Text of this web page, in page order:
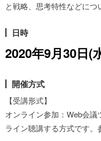
と戦略、思考特性などにつ
日時
2020年9月30日(
開催方式
【受講形式】
オンライン参加：Web会
ライン聴講する方式です。